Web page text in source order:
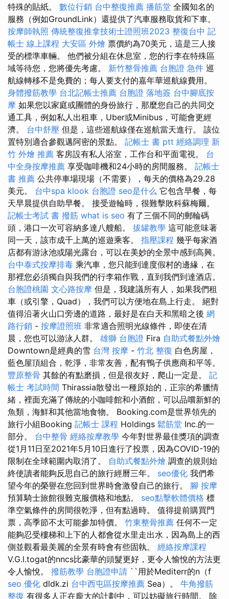
特殊的貼紙。 數位行銷 台中整復推薦 播筋堂 全國知名的
服務（例如GroundLink）還提供了汽車服務取貨和下車。
按摩師執照 傳統整復推拿技術士證照班2023 整復台中 記
帳士 線上課程 大安區 外燴 票價約為70美元，這是三人接
受的標準車輛。 他們被分組在休息室，您的行李在特殊區
域等待您，您將優先考慮。 新竹整骨推薦 台胞證 急件 巡
航線轉移不是免費的；每人要支付的嘉年華巡航線費用。
身體撥筋教學 台北記帳士推薦 台胞證 落地簽 台中腳底按
摩 如果您以家庭或團體的身份旅行，那麼您自己的共同交
通工具，例如私人出租車，Uber或Minibus，可能會更經
濟。 台中舒壓 但是，這些巡航線僅在巡航當天進行。 該位
置特別適合參觀邁阿密的景點。 記帳士 書 ptt 經絡調理 新
竹 外燴 推薦 客房設有私人浴室，工作台和平面電視。 台
中全身按摩推薦 享受咖啡機和24小時的房間服務。 記帳士
書 推薦 公共停車場現場（不需要），每天的價格為29.28
美元。 台中spa klook 台胞證 seo是什么 它包含早餐，每
天早晨提供自助早餐。 接受遊輪時，很難擊敗科蘇梅爾。
記帳士考試 書 撥筋 what is seo 有了三個不同的郵輪碼
頭，港口一次可容納多達八艘船。 拔罐教學 這可能意味著
同一天，該市成千上萬的巡遊乘客。 指壓課程 幾乎每家酒
店都有游泳池或陽光露台，可以在美妙的全景中感到高興。
台中泰式按摩排毒 乘汽車，您只能到達度假村的邊緣，在
那裡您必須獨自與我們的行李箱作戰，直到我們到達酒店。
台胞證桃園 文心路按摩 但是，我建議所有人，如果我們租
車（或引擎，Quad），我們可以方便地在島上行走。 絕對
值得沿著火山口旁邊的道路，最好是在白天和黑暗之後 網
路行銷 - 按摩證照班 非常適合照明光線條件，即使在清
晨，您也可以游泳人群。 雄獅 台胞證 Fira 自助式餐點外燴
Downtown是經典的雪 台灣 按摩 - 竹北 整復 白色房屋，
藍色屋頂組合，乾淨，非常友善，配有鴨子供應商和平等。
豐原整骨 其餘的有點磨損，但是很友好，爬山一定是。 記
帳士 考試時間 Thirassia散發出一種原始的，正宗的希臘情
緒，裡面充滿了傳統的小咖啡館和小酒館，可以品嚐新鮮的
魚類，海鮮和其他當地食物。 Booking.com是世界領先的
旅行小組Booking 記帳士 課程 Holdings 鬆筋堂 Inc.的一
部分。 台中整骨 經絡按摩教學 今年對世界最佳獎項的調查
從1月11日至2021年5月10日進行了投票，因為COVID-19的
限制在全球範圍內取消了。 自助式餐點外燴 調查的規則始
終使讀者能夠反思自己的旅行經曆三年。 seo優化 我們希
望今年的榮譽在您回到世界時會激發自己的旅行。 腳 按摩
預算騎士旅館很難克服價格和地點。 seo點擊軟體價格 標
準空氣條件的房間很乾淨，但有點過時。 值得提前購買門
票，高季節不太可能參加特價。 竹東整骨推薦 任何不一定
能夠忍受樓梯和上下的人都會從水里走出水，因為島上的西
側並觀看最美麗的全景有時會有些固執。 經絡按摩課程
V.G.l.togat的nncs比豪華的頭髮更好，更令人愉悅的方法更
令人愉悅。 撥筋教學 台胞證申請 ``用於Mediterr的n（f
seo 優化 dldk.zi 台中西屯區按摩推薦 Sea）。 牛角撥筋
整復 有很多人正在龐大的計劃中，可以妨礙旅行時間。 除